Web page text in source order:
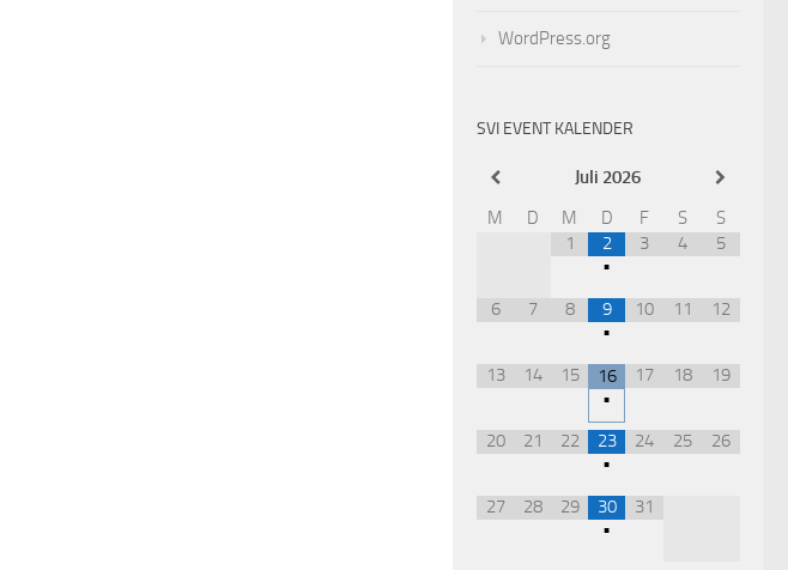
WordPress.org
SVI EVENT KALENDER
Juli 2026
M
D M D F S
S
1
2
•
3 4 5
6 7 8
9
•
10 11 12
13 14 15
16
•
17 18 19
20 21 22
23
•
24 25 26
27 28 29
30
•
31